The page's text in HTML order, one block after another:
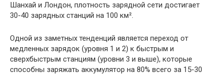
Шанхай и Лондон, плотность зарядной сети достигает
30-40 зарядных станций на 100 км².
Одной из заметных тенденций является переход от
медленных зарядок (уровня 1 и 2) к быстрым и
сверхбыстрым станциям (уровни 3 и выше), которые
способны заряжать аккумулятор на 80% всего за 15-30